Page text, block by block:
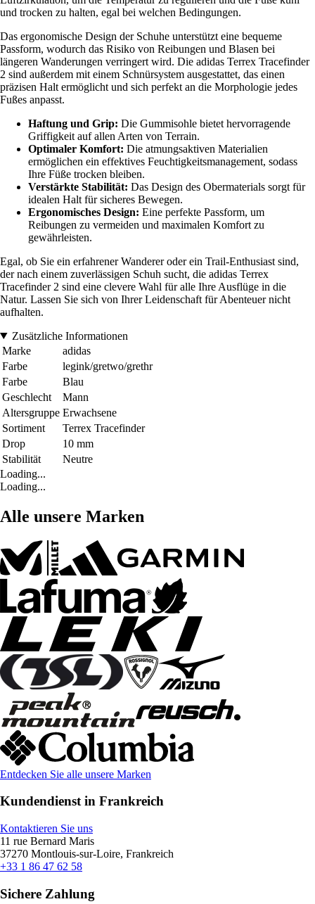
und trocken zu halten, egal bei welchen Bedingungen.
Das ergonomische Design der Schuhe unterstützt eine bequeme
Passform, wodurch das Risiko von Reibungen und Blasen bei
längeren Wanderungen verringert wird. Die adidas Terrex Tracefinder
2 sind außerdem mit einem Schnürsystem ausgestattet, das einen
präzisen Halt ermöglicht und sich perfekt an die Morphologie jedes
Fußes anpasst.
Haftung und Grip: Die Gummisohle bietet hervorragende
Griffigkeit auf allen Arten von Terrain.
Optimaler Komfort: Die atmungsaktiven Materialien
ermöglichen ein effektives Feuchtigkeitsmanagement, sodass
Ihre Füße trocken bleiben.
Verstärkte Stabilität: Das Design des Obermaterials sorgt für
idealen Halt für sicheres Bewegen.
Ergonomisches Design: Eine perfekte Passform, um
Reibungen zu vermeiden und maximalen Komfort zu
gewährleisten.
Egal, ob Sie ein erfahrener Wanderer oder ein Trail-Enthusiast sind,
der nach einem zuverlässigen Schuh sucht, die adidas Terrex
Tracefinder 2 sind eine clevere Wahl für alle Ihre Ausflüge in die
Natur. Lassen Sie sich von Ihrer Leidenschaft für Abenteuer nicht
aufhalten.
Zusätzliche Informationen
Marke
adidas
Farbe
legink/gretwo/grethr
Farbe
Blau
Geschlecht
Mann
Altersgruppe Erwachsene
Sortiment
Terrex Tracefinder
Drop
10 mm
Stabilität
Neutre
Loading...
Loading...
Alle unsere Marken
Entdecken Sie alle unsere Marken
Kundendienst in Frankreich
Kontaktieren Sie uns
11 rue Bernard Maris
37270 Montlouis-sur-Loire, Frankreich
+33 1 86 47 62 58
Sichere Zahlung